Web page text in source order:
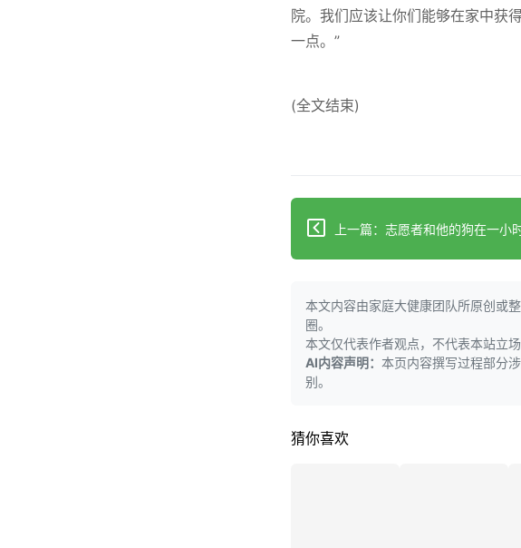
院。我们应该让你们能够在家中获
一点。”
(全文结束)
本文内容由家庭大健康团队所原创或
圈。
本文仅代表作者观点，不代表本站立
AI内容声明： 本页内容撰写过程部分
别。
猜你喜欢